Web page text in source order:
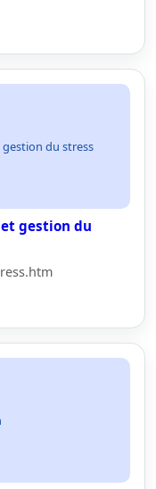
du stress
gestion du